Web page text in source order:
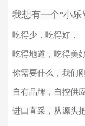
我想有一个“小乐
吃得少，吃得好，
吃得地道，吃得美好
你需要什么，我们
自有品牌，自控供
进口直采，从源头